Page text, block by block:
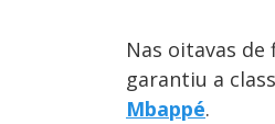
Nas oitavas
garantiu a
Mbappé.